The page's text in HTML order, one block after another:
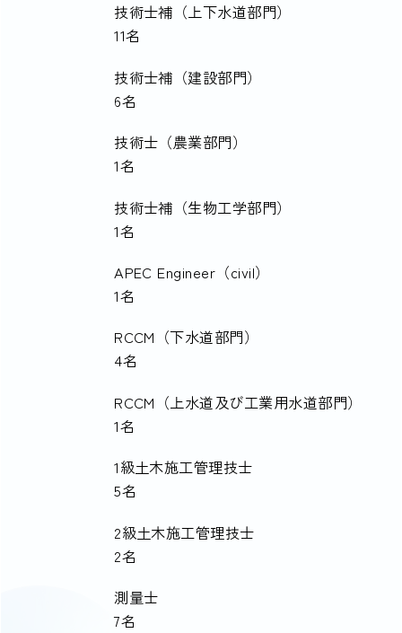
技術士補（上下水道部門）
11名
技術士補（建設部門）
6名
技術士（農業部門）
1名
技術士補（生物工学部門）
1名
APEC Engineer（civil）
1名
RCCM（下水道部門）
4名
RCCM（上水道及び工業用水道部門）
1名
1級土木施工管理技士
5名
2級土木施工管理技士
2名
測量士
7名